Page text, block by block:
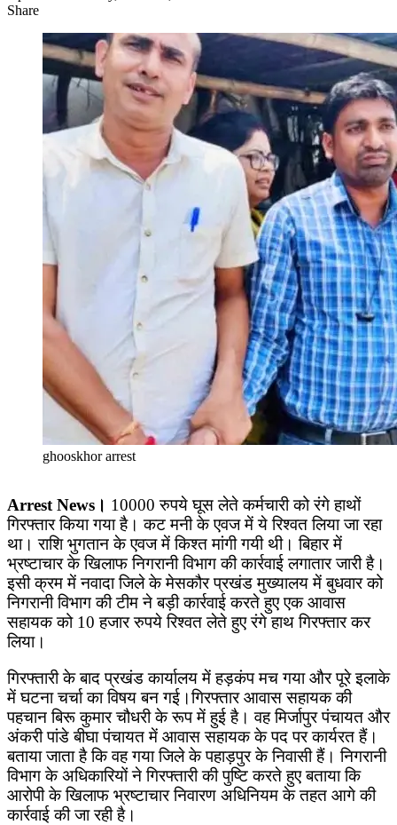
Share
ghooskhor arrest
Arrest News। 10000 रुपये घूस लेते कर्मचारी को रंगे हाथों
गिरफ्तार किया गया है। कट मनी के एवज में ये रिश्वत लिया जा रहा
था। राशि भुगतान के एवज में किश्त मांगी गयी थी। बिहार में
भ्रष्टाचार के खिलाफ निगरानी विभाग की कार्रवाई लगातार जारी है।
इसी क्रम में नवादा जिले के मेसकौर प्रखंड मुख्यालय में बुधवार को
निगरानी विभाग की टीम ने बड़ी कार्रवाई करते हुए एक आवास
सहायक को 10 हजार रुपये रिश्वत लेते हुए रंगे हाथ गिरफ्तार कर
लिया।
गिरफ्तारी के बाद प्रखंड कार्यालय में हड़कंप मच गया और पूरे इलाके
में घटना चर्चा का विषय बन गई।गिरफ्तार आवास सहायक की
पहचान बिरू कुमार चौधरी के रूप में हुई है। वह मिर्जापुर पंचायत और
अंकरी पांडे बीघा पंचायत में आवास सहायक के पद पर कार्यरत हैं।
बताया जाता है कि वह गया जिले के पहाड़पुर के निवासी हैं। निगरानी
विभाग के अधिकारियों ने गिरफ्तारी की पुष्टि करते हुए बताया कि
आरोपी के खिलाफ भ्रष्टाचार निवारण अधिनियम के तहत आगे की
कार्रवाई की जा रही है।